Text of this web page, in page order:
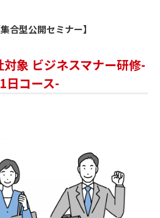
合型公開セミナー】
象 ビジネスマナー研修-
1日コース-